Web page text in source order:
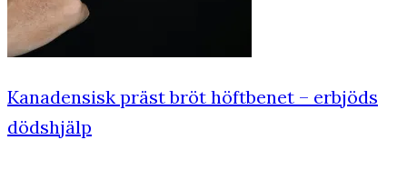
Kanadensisk präst bröt höftbenet – erbjöds
dödshjälp